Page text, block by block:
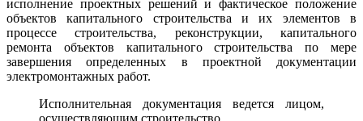
исполнение проектных решений и фактическое положение
объектов капитального строительства и их элементов в
процессе строительства, реконструкции, капитального
ремонта объектов капитального строительства по мере
завершения определенных в проектной документации
электромонтажных работ.
Исполнительная документация ведется лицом,
осуществляющим строительство.